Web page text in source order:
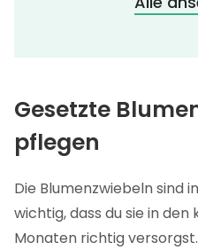
Gesetzte
pflegen
Die Blumenzwiebeln sind
wichtig, dass du sie in
Monaten richtig